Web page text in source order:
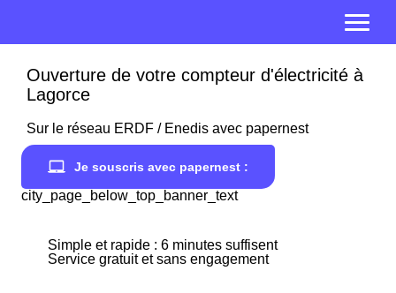
Ouverture de votre compteur d'électricité à
Lagorce
Sur le réseau ERDF / Enedis avec papernest
Je souscris avec papernest :
city_page_below_top_banner_text
Simple et rapide : 6 minutes suffisent
Service gratuit et sans engagement